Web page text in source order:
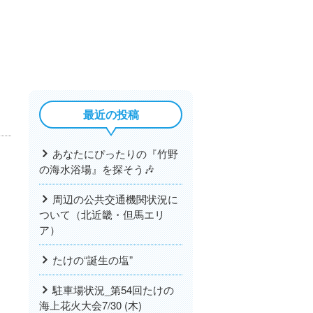
最近の投稿
あなたにぴったりの『竹野
の海水浴場』を探そう🎶
周辺の公共交通機関状況に
ついて（北近畿・但馬エリ
ア）
たけの“誕生の塩”
駐車場状況_第54回たけの
海上花火大会7/30 (木)